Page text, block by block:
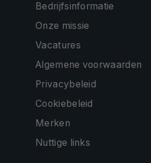
Bedrijfsinformatie
Onze missie
Vacatures
Algemene voorwaarden
Privacybeleid
Cookiebeleid
Merken
Nuttige links